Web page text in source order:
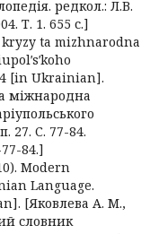
редкол.: Л.В.
Т. 1. 655 с.]
ta mizhnarodna
[in Ukrainian].
міжнародна
27. С. 77-84.
84.]
Modern
Language.
[Яковлева А. М.,
словник